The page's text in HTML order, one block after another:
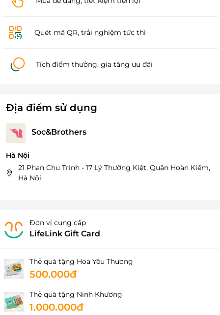
Quét mã QR, trải nghiệm tức thì
Tích điểm thưởng, gia tăng ưu đãi
Địa điểm sử dụng
Soc&Brothers
Hà Nội
21 Phan Chu Trinh - 17 Lý Thường Kiệt, Quận Hoàn Kiếm,
Hà Nội
Đơn vị cung cấp
LifeLink Gift Card
Thẻ quà tặng Hoa Yêu Thương
500.000đ
Thẻ quà tặng Ninh Khương
1.000.000đ